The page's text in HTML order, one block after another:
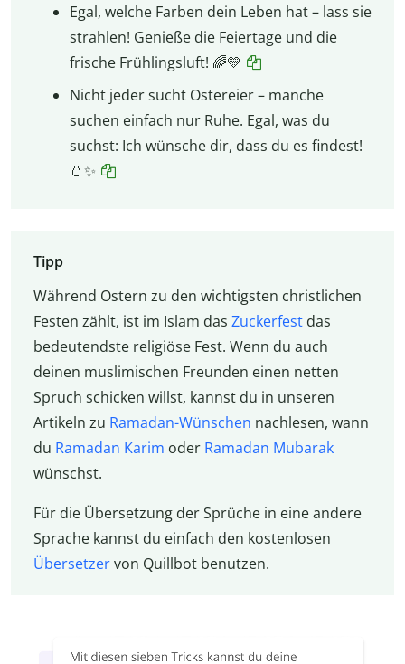
Egal, welche Farben dein Leben hat – lass sie
strahlen! Genieße die Feiertage und die
frische Frühlingsluft! 🌈💛
Nicht jeder sucht Ostereier – manche
suchen einfach nur Ruhe. Egal, was du
suchst: Ich wünsche dir, dass du es findest!
🥚✨
Tipp
Während Ostern zu den wichtigsten christlichen
Festen zählt, ist im Islam das Zuckerfestdas
bedeutendste religiöse Fest. Wenn du auch
deinen muslimischen Freunden einen netten
Spruch schicken willst, kannst du in unseren
Artikeln zu Ramadan-Wünschen nachlesen, wann
du Ramadan Karim oder Ramadan Mubarak
wünschst.
Für die Übersetzung der Sprüche in eine andere
Sprache kannst du einfach den kostenlosen
Übersetzervon Quillbot benutzen.